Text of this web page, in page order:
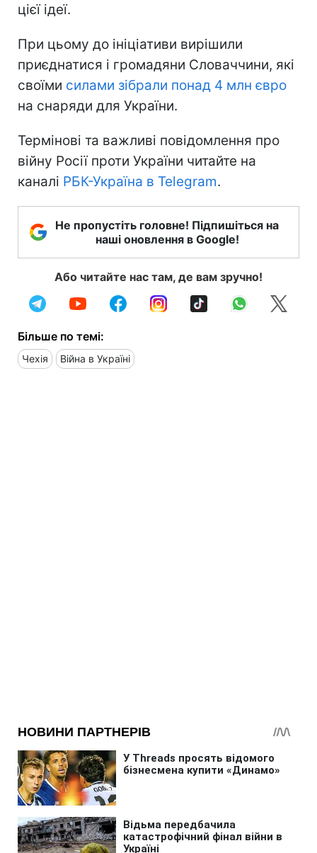
цієї ідеї.
При цьому до ініціативи вирішили
приєднатися і громадяни Словаччини, які
своїми силами зібрали понад 4 млн євро
на снаряди для України.
Термінові та важливі повідомлення про
війну Росії проти України читайте на
каналі РБК-Україна в Telegram.
Не пропустіть головне! Підпишіться на
наші оновлення в Google!
Або читайте нас там, де вам зручно!
Більше по темі:
Чехія Війна в Україні